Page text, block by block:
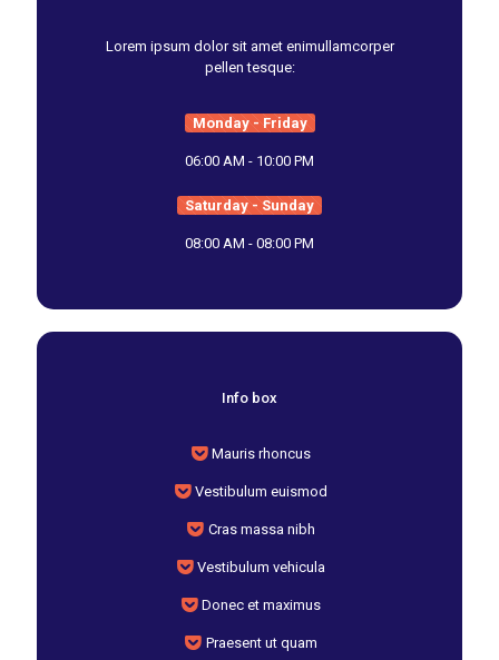
Lorem ipsum dolor sit amet enimullamcorper
pellen tesque:
Monday - Friday
06:00 AM - 10:00 PM
Saturday - Sunday
08:00 AM - 08:00 PM
Info box
Mauris rhoncus
Vestibulum euismod
Cras massa nibh
Vestibulum vehicula
Donec et maximus
Praesent ut quam